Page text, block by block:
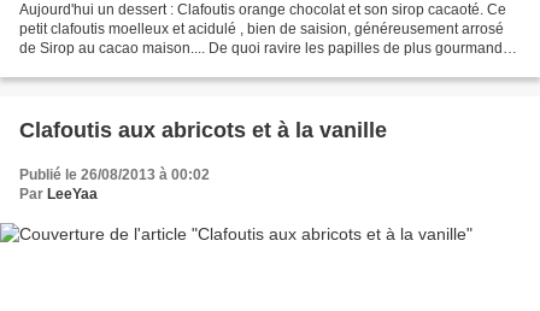
Aujourd'hui un dessert : Clafoutis orange chocolat et son sirop cacaoté. Ce
petit clafoutis moelleux et acidulé , bien de saision, généreusement arrosé
de Sirop au cacao maison.... De quoi ravire les papilles de plus gourmands !
Clafoutis aux abricots et à la vanille
Publié le 26/08/2013 à 00:02
Par LeeYaa